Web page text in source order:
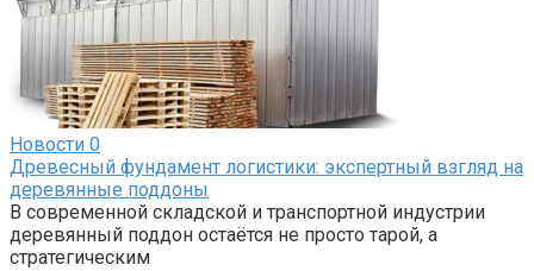
Новости 0
Древесный фундамент логистики: экспертный взгляд на
деревянные поддоны
В современной складской и транспортной индустрии
деревянный поддон остаётся не просто тарой, а
стратегическим